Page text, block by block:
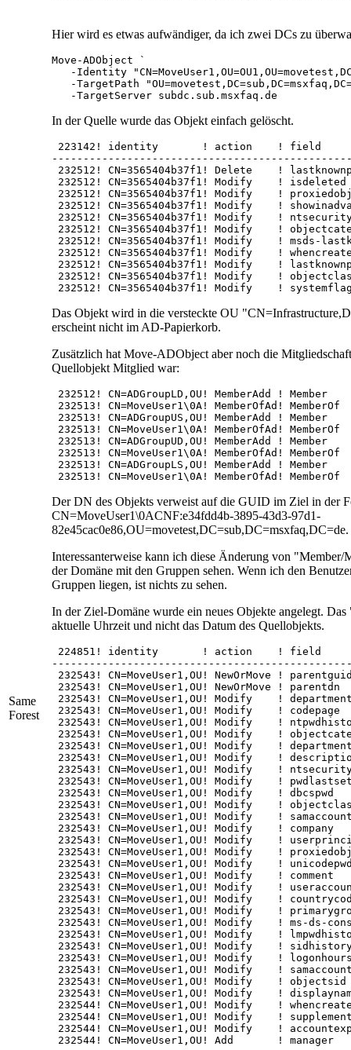
Same
Forest
Hier wird es etwas aufwändiger, da ich zwei DCs zu
Move-ADObject `
-Identity
-TargetPath
   -TargetServer subdc.sub.msxfaq.de
In der Quelle wurde das Objekt einfach gelöscht.
223142! identity       ! action    ! field
232512! CN=3565404b37f1! Delete    !
232512! CN=3565404b37f1! Modify    !
232512! CN=3565404b37f1! Modify    !
232512! CN=3565404b37f1! Modify    !
232512! CN=3565404b37f1! Modify    !
232512! CN=3565404b37f1! Modify    !
232512! CN=3565404b37f1! Modify    ! msds-
232512! CN=3565404b37f1! Modify    !
232512! CN=3565404b37f1! Modify    !
232512! CN=3565404b37f1! Modify    !
232512! CN=3565404b37f1! Modify    !
Das Objekt wird in die versteckte OU
erscheint nicht im AD-Papierkorb.
Zusätzlich hat Move-ADObject aber noch die
Quellobjekt Mitglied war:
232512! CN=ADGroupLD,OU! MemberAdd ! Member
232513! CN=MoveUser1\0A! MemberOfAd!
232513! CN=ADGroupUS,OU! MemberAdd !
232513! CN=MoveUser1\0A! MemberOfAd!
232513! CN=ADGroupUD,OU! MemberAdd !
232513! CN=MoveUser1\0A! MemberOfAd!
232513! CN=ADGroupLS,OU! MemberAdd ! Member
232513! CN=MoveUser1\0A! MemberOfAd!
Der DN des Objekts verweist auf die GUID im Ziel in der
CN=MoveUser1\0ACNF:e34fdd4b-3895-43d3-97d1-
82e45cac0e86,OU=movetest,DC=sub,DC=msxfaq,DC=de.
Interessanterweise kann ich diese Änderung von "Member/
der Domäne mit den Gruppen sehen. Wenn ich den
Gruppen liegen, ist nichts zu sehen.
In der Ziel-Domäne wurde ein neues Objekte angelegt.
aktuelle Uhrzeit und nicht das Datum des Quellobjekts.
224851! identity       ! action    ! field
232543! CN=MoveUser1,OU! NewOrMove !
232543! CN=MoveUser1,OU! NewOrMove !
232543! CN=MoveUser1,OU! Modify    !
232543! CN=MoveUser1,OU! Modify    !
232543! CN=MoveUser1,OU! Modify    !
232543! CN=MoveUser1,OU! Modify    !
232543! CN=MoveUser1,OU! Modify    !
232543! CN=MoveUser1,OU! Modify    !
232543! CN=MoveUser1,OU! Modify    !
232543! CN=MoveUser1,OU! Modify    !
232543! CN=MoveUser1,OU! Modify    !
232543! CN=MoveUser1,OU! Modify    !
232543! CN=MoveUser1,OU! Modify    !
232543! CN=MoveUser1,OU! Modify    !
232543! CN=MoveUser1,OU! Modify    !
232543! CN=MoveUser1,OU! Modify    !
232543! CN=MoveUser1,OU! Modify    !
232543! CN=MoveUser1,OU! Modify    ! comment
232543! CN=MoveUser1,OU! Modify    !
232543! CN=MoveUser1,OU! Modify    !
232543! CN=MoveUser1,OU! Modify    !
232543! CN=MoveUser1,OU! Modify    ! ms-ds-
232543! CN=MoveUser1,OU! Modify    !
232543! CN=MoveUser1,OU! Modify    !
232543! CN=MoveUser1,OU! Modify    !
232543! CN=MoveUser1,OU! Modify    !
232543! CN=MoveUser1,OU! Modify    !
232543! CN=MoveUser1,OU! Modify    !
232544! CN=MoveUser1,OU! Modify    !
232544! CN=MoveUser1,OU! Modify    !
232544! CN=MoveUser1,OU! Modify    !
232544! CN=MoveUser1,OU! Add       ! manager